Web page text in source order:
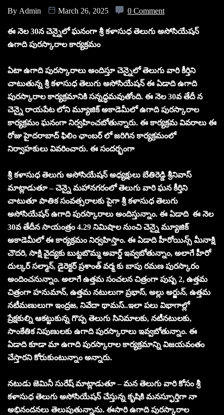
By Admin March 26, 2025 0 Comment
ఈ నెల 30న చెన్నైలో ఘనంగా శ్రీ కళాసుధ తెలుగు అసోసియేషన్
ఉగాది పురస్కారాల కార్యక్రమం
ఏటా ఉగాది పురస్కారాలు అందిస్తూ చెన్నైలో తెలుగు వారి కీర్తిని
చాటుతున్న శ్రీ కళాసుధ తెలుగు అసోసియేషన్ ఈ ఏడాది ఉగాది
పురస్కారాల కార్యక్రమానికి సన్నద్ధమవుతోంది. ఈ నెల 30వ తేదీ న
చెన్నై రాయపేట లోని మ్యూజిక్ అకాడెమీలో ఉగాది పురస్కారాల
కార్యక్రమం ఘనంగా నిర్వహించబోతున్నారు. ఈ కార్యక్రమ వివరాలు ఈ
రోజు హైదరాబాద్ ఫిలిం ఛాంబర్ లో జరిగిన కార్యక్రమంలో
నిర్వాహకులు వివరించారు. ఈ సందర్భంగా
శ్రీ కళాసుధ తెలుగు అసోసియేషన్ అధ్యక్షులు బేతిరెడ్డి శ్రీనివాస్
మాట్లాడుతూ – చెన్నై మహానగరంలో తెలుగు వారి ఘన కీర్తిని
చాటుతూ పాతిక సంవత్సరాలకు పైగా శ్రీ కళాసుధ తెలుగు
అసోసియేషన్ ఉగాది పురస్కారాలు అందిస్తున్నాం. ఈ ఏడాది ఈ నెల
30వ తేదీన సాయంత్రం 4.29 నిమిషాల నుంచి చెన్నై మ్యూజిక్
అకాడెమీలో ఈ కార్యక్రమం నిర్వహిస్తాం. ఈ ఏడాది హీరోయిన్స్ మీనాక్షి
చౌదరి, సాక్షి వైద్యకు బుట్టబొమ్మ అవార్డ్ ఇవ్వబోతున్నాం, అలాగే హీరో
దుల్కర్ సల్మాన్, డైరెక్టర్ ప్రశాంత్ వర్మ కు బాపు రమణ పురస్కారం
అందించనున్నాం. అలాగే ఉత్తమ సంచలన చిత్రంగా పుష్ప 2, ఉత్తమ
చిత్రంగా హనుమాన్, ఉత్తమ నటులుగా ప్రభాస్, అల్లు అర్జున్, ఉత్తమ
నటీమణులుగా ఇంద్రజ, నివేదా థామస్..ఇలా పలు విభాగాల్లో
ప్రేక్షకుల్ని ఆకట్టుకున్న గొప్ప తెలుగు సినిమాలకు, నటీనటులకు,
సాంకేతిక నిపుణులకు ఉగాది పురస్కారాలు ఇవ్వబోతున్నాం. ఈ
ఏడాది కూడా మా ఉగాది పురస్కారాల కార్యక్రమాన్ని విజయవంతం
చేస్తారని కోరుకుంటున్నాం అన్నారు.
నటుడు జెమినీ సురేష్ మాట్లాడుతూ – మన తెలుగు వారి కోసం శ్రీ
కళాసుధ తెలుగు అసోసియేషన్ చేస్తున్న కృషికి మనస్ఫూర్తిగా నా
అభినందనలు తెలుపుతున్నాను. ఈసారి ఉగాది పురస్కారాల